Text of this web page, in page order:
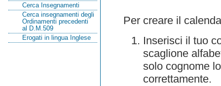
Cerca Insegnamenti
Cerca insegnamenti degli
Ordinamenti precedenti
al D.M.509
Erogati in lingua Inglese
Per creare il
Inserisci il tuo
scaglione
solo cognome
correttamente.